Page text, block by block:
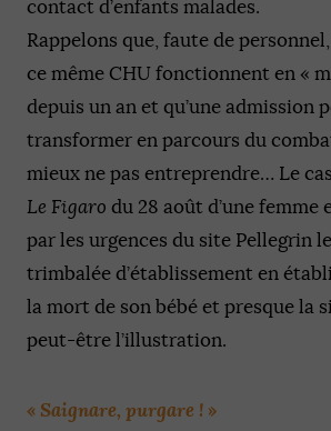
contact d’enfants malades.
Rappelons que, faute de
ce même CHU fonctionnent en «
depuis un an et qu’une admission
transformer en parcours du
mieux ne pas entreprendre… Le
Le Figaro du 28 août d’une femme
par les urgences du site Pellegrin
trimbalée d’établissement en
la mort de son bébé et presque la
peut-être l’illustration.
« Saignare, purgare ! »